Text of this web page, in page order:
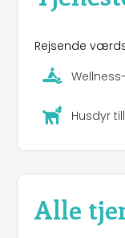
Rejsende
Husdyr
Alle